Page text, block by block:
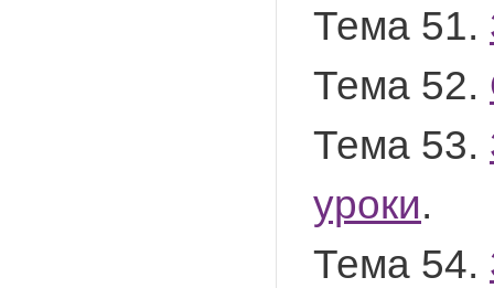
Тема 51.
Тема 52.
Тема 53.
уроки.
Тема 54.